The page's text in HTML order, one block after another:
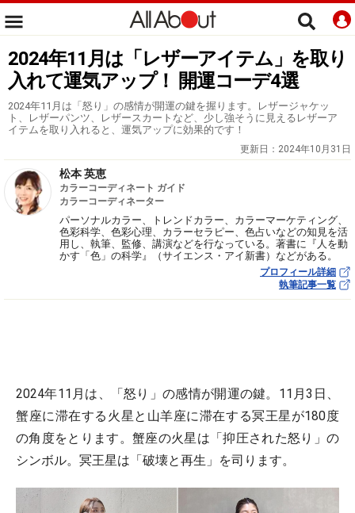
2024年11月は「レザーアイテム」を取り
入れて運気アップ！ 開運コーデ4選
2024年11月は「怒り」の感情が開運の鍵を握ります。レザージャケッ
ト、レザーパンツ、レザースカートなど、少し強そうに見えるレザーア
イテムを取り入れると、運気アップに効果的です！
更新日： 2024年10月31日
松本 英恵
カラーコーディネート ガイド
カラーコーディネーター
パーソナルカラー、トレンドカラー、カラーマーケティング、
色彩科学、色彩心理、カラーセラピー、色占いなどの知見を活
用し、執筆、監修、講演などを行なっている。著書に『人を動
かす「色」の科学』（サイエンス・アイ新書）などがある。
プロフィール詳細
執筆記事一覧
2024年11月は、「怒り」の感情が開運の鍵。11月3日、
蟹座に滞在する火星と山羊座に滞在する冥王星が180度
の角度をとります。蟹座の火星は「抑圧された怒り」の
シンボル。冥王星は「破壊と再生」を司ります。